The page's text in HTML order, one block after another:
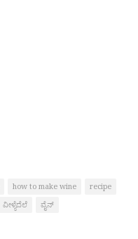
how to make wine
recipe
ವೀಳ್ಯೆದೆಲೆ
ವೈನ್